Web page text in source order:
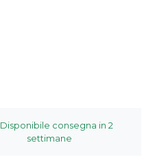
Disponibile consegna in 2
settimane